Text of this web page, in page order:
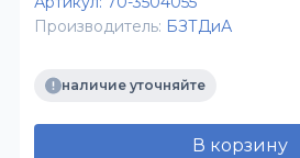
Производитель: БЗТДиА
наличие уточняйте
В корзину